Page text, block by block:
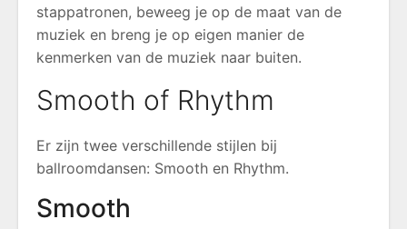
stappatronen, beweeg je op de maat van de
muziek en breng je op eigen manier de
kenmerken van de muziek naar buiten.
Smooth of Rhythm
Er zijn twee verschillende stijlen bij
ballroomdansen: Smooth en Rhythm.
Smooth